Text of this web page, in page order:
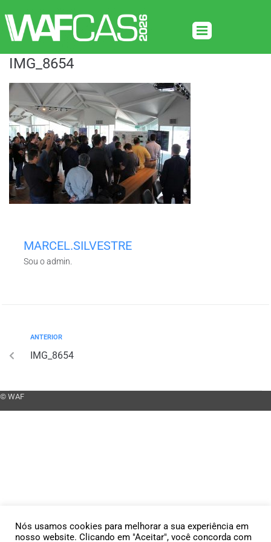
IMG_8654
MARCEL.SILVESTRE
Sou o admin.
ANTERIOR
IMG_8654
© WAF
Nós usamos cookies para melhorar a sua experiência em
nosso website. Clicando em "Aceitar", você concorda com